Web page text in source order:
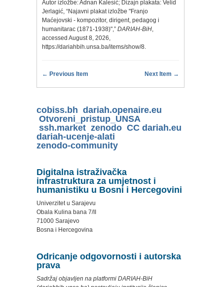
Autor izložbe: Adnan Kalesić; Dizajn plakata: Velid
Jerlagić, “Najavni plakat izložbe "Franjo
Maćejovski - kompozitor, dirigent, pedagog i
humanitarac (1871-1938)",” DARIAH-BiH
accessed August 8, 2026,
https://dariahbih.unsa.ba/items/show/8
← Previous Item Next Item →
cobiss.bh dariah.openaire.eu
Otvoreni_pristup_UNSA
ssh.market zenodo CC dariah.eu
dariah-ucenje-alati
zenodo-community
Digitalna istraživačka
infrastruktura za umjetnost i
humanistiku u Bosni i Hercegovini
Univerzitet u Sarajevu
Obala Kulina bana 7/II
71000 Sarajevo
Bosna i Hercegovina
Odricanje odgovornosti i autorska
prava
Sadržaj objavljen na platformi DARIAH-BiH